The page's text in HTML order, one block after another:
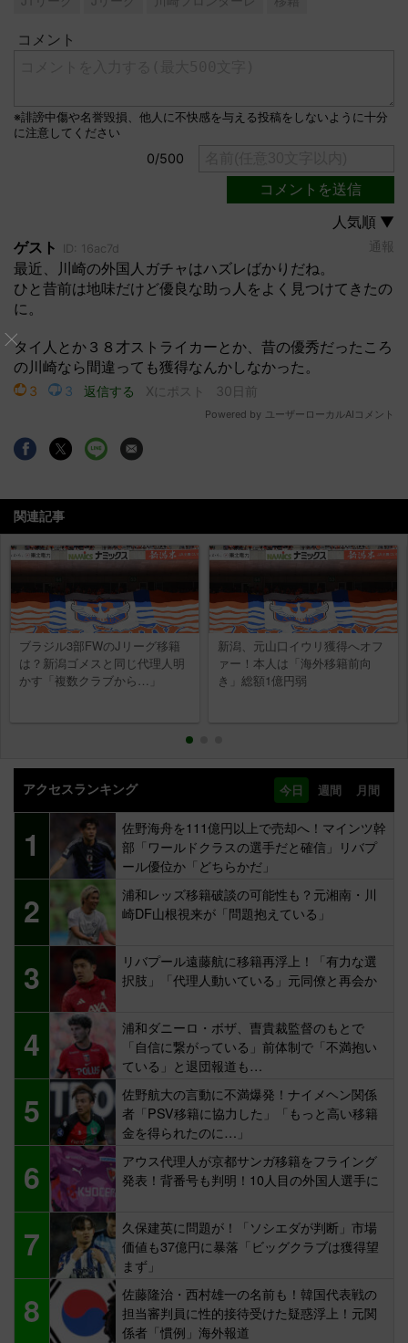
関連記事
ブラジル3部FWのJリーグ移籍
は？新潟ゴメスと同じ代理人明
かす「複数クラブから…」
新潟、元山口イウリ獲得へオフ
ァー！本人は「海外移籍前向
き」総額1億円弱
アクセスランキング 今日 週間 月間
1
佐野海舟を111億円以上で売却へ！マインツ幹
部「ワールドクラスの選手だと確信」リバプ
ール優位か「どちらかだ」
2
浦和レッズ移籍破談の可能性も？元湘南・川
崎DF山根視来が「問題抱えている」
3
リバプール遠藤航に移籍再浮上！「有力な選
択肢」「代理人動いている」元同僚と再会か
4
浦和ダニーロ・ボザ、曺貴裁監督のもとで
「自信に繋がっている」前体制で「不満抱い
ている」と退団報道も…
5
佐野航大の言動に不満爆発！ナイメヘン関係
者「PSV移籍に協力した」「もっと高い移籍
金を得られたのに…」
6
アウス代理人が京都サンガ移籍をフライング
発表！背番号も判明！10人目の外国人選手に
7
久保建英に問題が！「ソシエダが判断」市場
価値も37億円に暴落「ビッグクラブは獲得望
まず」
8
佐藤隆治・西村雄一の名前も！韓国代表戦の
担当審判員に性的接待受けた疑惑浮上！元関
係者「慣例」海外報道